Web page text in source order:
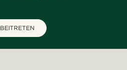
BEITRETEN